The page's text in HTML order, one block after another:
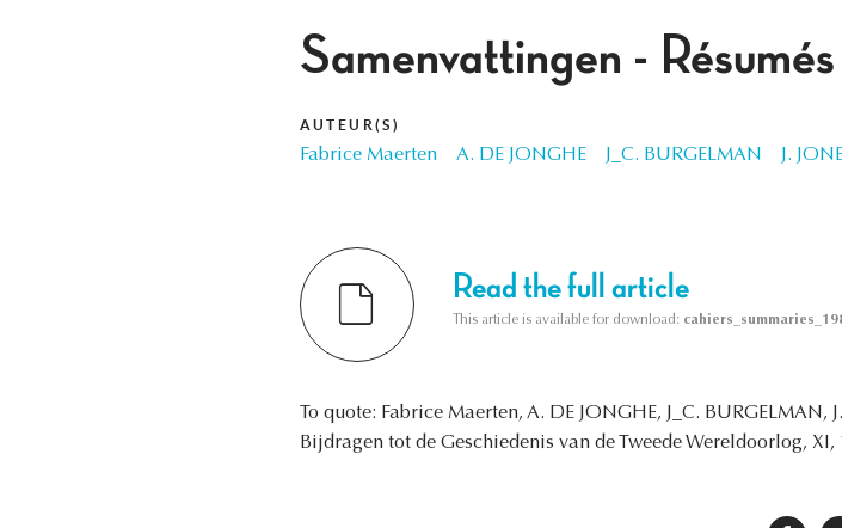
Samenvattingen -
AUTEUR(S)
Fabrice Maerten A. DE JONGHE J_C. BURGELMAN J.
Read the full article
This article is available for download:
To quote: Fabrice Maerten, A. DE JONGHE, J_C. BURGELMAN,
Bijdragen tot de Geschiedenis van de Tweede Wereldoorlog,